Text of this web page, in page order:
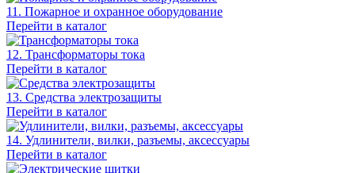
11. Пожарное и охранное оборудование
Перейти в каталог
12. Трансформаторы тока
Перейти в каталог
13. Средства электрозащиты
Перейти в каталог
14. Удлинители, вилки, разъемы, аксессуары
Перейти в каталог